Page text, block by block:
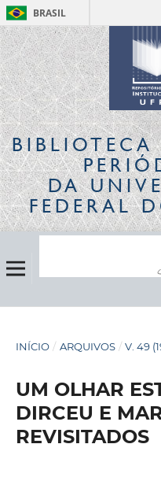
BRASIL
DA
FEDERAL
INÍCIO / ARQUIVOS / V. 49
UM OLHAR
DIRCEU E
REVISITADOS